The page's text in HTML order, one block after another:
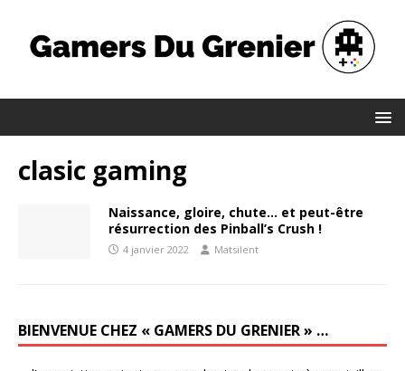
clasic gaming
Naissance, gloire, chute… et peut-être
résurrection des Pinball’s Crush !
4 janvier 2022 Matsilent
BIENVENUE CHEZ « GAMERS DU GRENIER » …